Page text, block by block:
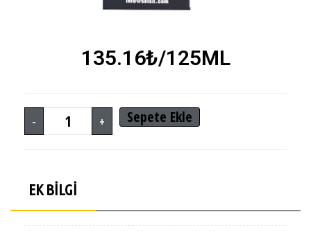
135.16₺/125ML
- + Sepete Ekle
EK BILGI